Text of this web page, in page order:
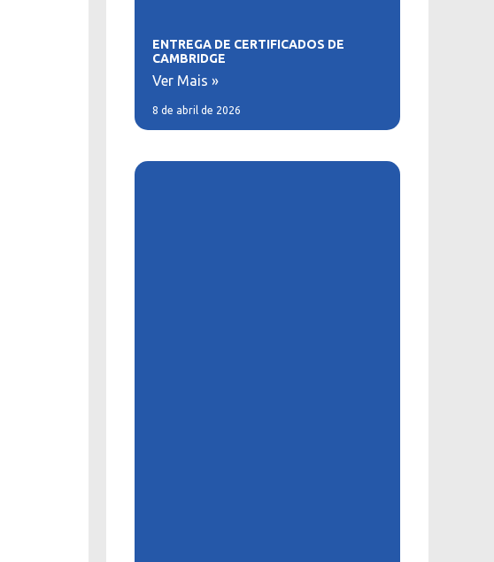
ENTREGA DE CERTIFICADOS DE
CAMBRIDGE
Ver Mais »
8 de abril de 2026